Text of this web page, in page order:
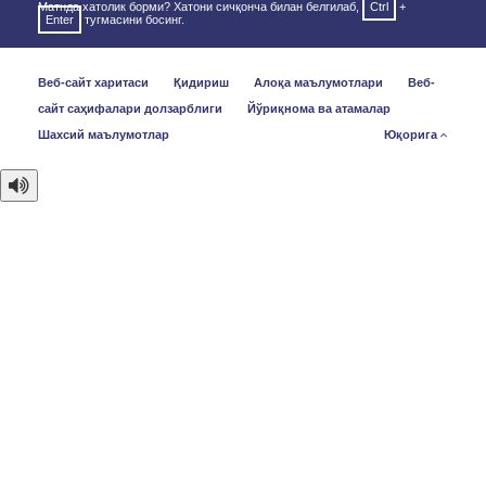
Матнда хатолик борми? Хатони сичқонча билан белгилаб, Ctrl
+
Enter
тугмасини босинг.
Веб-сайт харитаси Қидириш Алоқа маълумотлари
Веб-
сайт саҳифалари долзарблиги
Йўриқнома ва атамалар
Шахсий маълумотлар
Юқорига